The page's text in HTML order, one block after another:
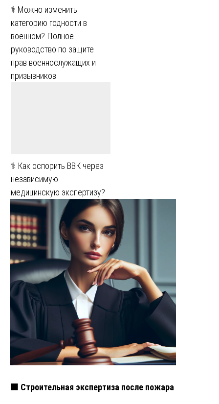
⚕️ Можно изменить
категорию годности в
военном? Полное
руководство по защите
прав военнослужащих и
призывников
⚕️ Как оспорить ВВК через
независимую
медицинскую экспертизу?
🟥 Строительная экспертиза после пожара